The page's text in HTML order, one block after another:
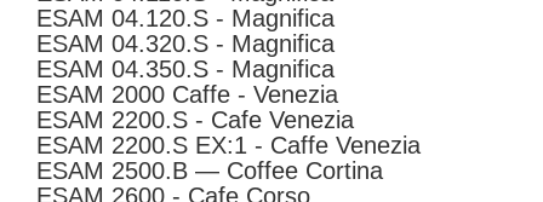
ESAM 04.120.S - Magnifica
ESAM 04.320.S - Magnifica
ESAM 04.350.S - Magnifica
ESAM 2000 Caffe - Venezia
ESAM 2200.S - Cafe Venezia
ESAM 2200.S EX:1 - Caffe Venezia
ESAM 2500.B — Coffee Cortina
ESAM 2600 - Cafe Corso